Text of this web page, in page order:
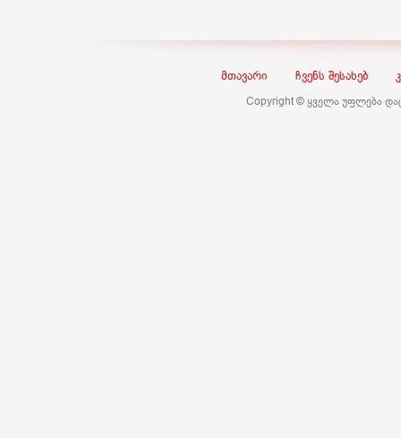
მთავარი ჩვენს შესახებ
Copyright © ყველა უფლება